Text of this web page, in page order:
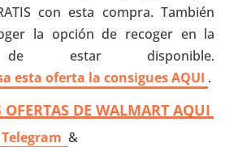
con esta compra. También
la opción de recoger en la
estar disponible.
esta oferta la consigues AQUI .
DE WALMART AQUI
Telegram &